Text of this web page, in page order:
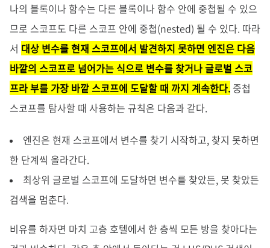
나의 블록이나 함수는 다른 블록이나 함수 안에 중첩될 수 있으
므로 스코프도 다른 스코프 안에 중첩(nested) 될 수 있다. 따라
서 대상 변수를 현재 스코프에서 발견하지 못하면 엔진은 다음
바깥의 스코프로 넘어가는 식으로 변수를 찾거나 글로벌 스코
프라 부를 가장 바깥 스코프에 도달할 때 까지 계속한다. 중첩
스코프를 탐사할 때 사용하는 규칙은 다음과 같다.
엔진은 현재 스코프에서 변수를 찾기 시작하고, 찾지 못하면
한 단계씩 올라간다.
최상위 글로벌 스코프에 도달하면 변수를 찾았든, 못 찾았든
검색을 멈춘다.
비유를 하자면 마치 고층 호텔에서 한 층씩 모든 방을 찾아다는